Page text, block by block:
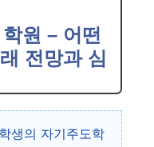
원 – 어떤
전망과 심
생의 자기주도학